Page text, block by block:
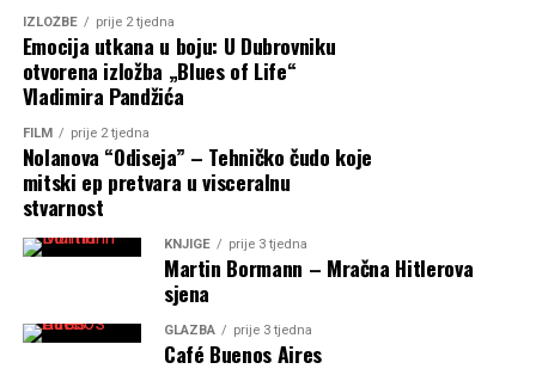
IZLOŽBE prije 2 tjedna
Emocija utkana u boju: U Dubrovniku
otvorena izložba „Blues of Life“
Vladimira Pandžića
FILM prije 2 tjedna
Nolanova “Odiseja” – Tehničko čudo koje
mitski ep pretvara u visceralnu
stvarnost
KNJIGE prije 3 tjedna
Martin Bormann – Mračna Hitlerova
sjena
GLAZBA prije 3 tjedna
Café Buenos Aires